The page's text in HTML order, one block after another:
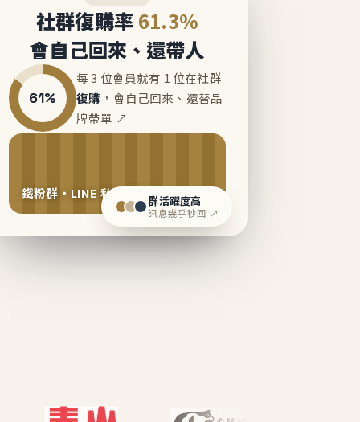
社群復購率 61.3%
會自己回來、還帶人
61%
每 3 位會員就有 1 位在社群
復購 ，會自己回來、還替品
牌帶單 ↗
鐵粉群・LINE 私域運營中群活躍度高
訊息幾乎秒回 ↗